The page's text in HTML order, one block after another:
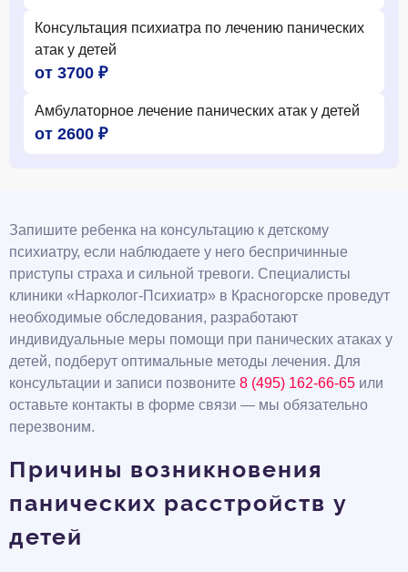
Консультация психиатра по лечению панических
атак у детей
от 3700 ₽
Амбулаторное лечение панических атак у детей
от 2600 ₽
Запишите ребенка на консультацию к детскому
психиатру, если наблюдаете у него беспричинные
приступы страха и сильной тревоги. Специалисты
клиники «Нарколог-Психиатр» в Красногорске проведут
необходимые обследования, разработают
индивидуальные меры помощи при панических атаках у
детей, подберут оптимальные методы лечения. Для
консультации и записи позвоните 8 (495) 162-66-65 или
оставьте контакты в форме связи — мы обязательно
перезвоним.
Причины возникновения
панических расстройств у
детей